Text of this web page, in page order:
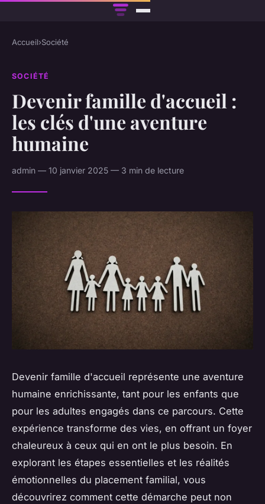
Accueil›Société
SOCIÉTÉ
Devenir famille d'accueil :
les clés d'une aventure
humaine
admin — 10 janvier 2025 — 3 min de lecture
Devenir famille d'accueil représente une aventure
humaine enrichissante, tant pour les enfants que
pour les adultes engagés dans ce parcours. Cette
expérience transforme des vies, en offrant un foyer
chaleureux à ceux qui en ont le plus besoin. En
explorant les étapes essentielles et les réalités
émotionnelles du placement familial, vous
découvrirez comment cette démarche peut non